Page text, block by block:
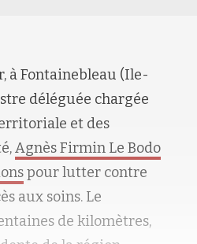
à Fontainebleau (Ile-
déléguée chargée
et des
Agnès Firmin Le Bodo
pour lutter contre
aux soins. Le
de kilomètres,